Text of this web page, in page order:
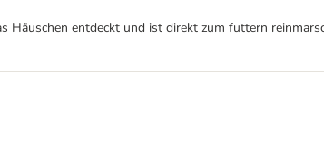
entdeckt und ist direkt zum futtern